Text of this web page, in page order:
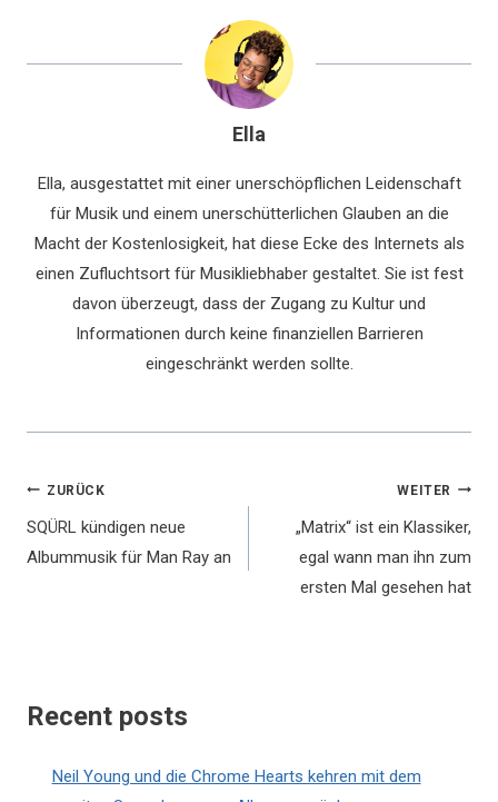
Ella
Ella, ausgestattet mit einer unerschöpflichen Leidenschaft
für Musik und einem unerschütterlichen Glauben an die
Macht der Kostenlosigkeit, hat diese Ecke des Internets als
einen Zufluchtsort für Musikliebhaber gestaltet. Sie ist fest
davon überzeugt, dass der Zugang zu Kultur und
Informationen durch keine finanziellen Barrieren
eingeschränkt werden sollte.
Beitragsnavigation
ZURÜCK
SQÜRL kündigen neue
Albummusik für Man Ray an
WEITER
„Matrix“ ist ein Klassiker,
egal wann man ihn zum
ersten Mal gesehen hat
Recent posts
Neil Young und die Chrome Hearts kehren mit dem